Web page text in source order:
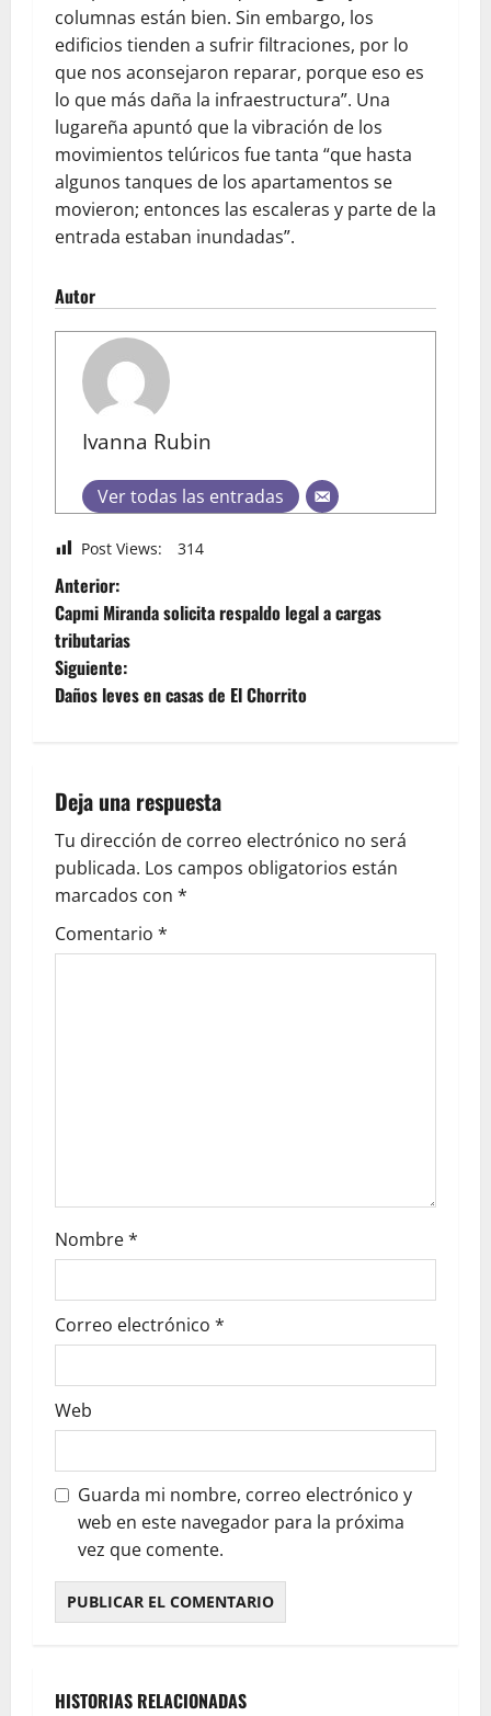
columnas están bien. Sin embargo, los
edificios tienden a sufrir filtraciones, por lo
que nos aconsejaron reparar, porque eso es
lo que más daña la infraestructura”. Una
lugareña apuntó que la vibración de los
movimientos telúricos fue tanta “que hasta
algunos tanques de los apartamentos se
movieron; entonces las escaleras y parte de la
entrada estaban inundadas”.
Autor
Ivanna Rubin
Ver todas las entradas
Post Views: 314
Anterior:
Capmi Miranda solicita respaldo legal a cargas
tributarias
Siguiente:
Daños leves en casas de El Chorrito
Deja una respuesta
Tu dirección de correo electrónico no será
publicada. Los campos obligatorios están
marcados con *
Comentario *
Nombre*
Correo electrónico *
Web
Guarda mi nombre, correo electrónico y
web en este navegador para la próxima
vez que comente.
HISTORIAS RELACIONADAS